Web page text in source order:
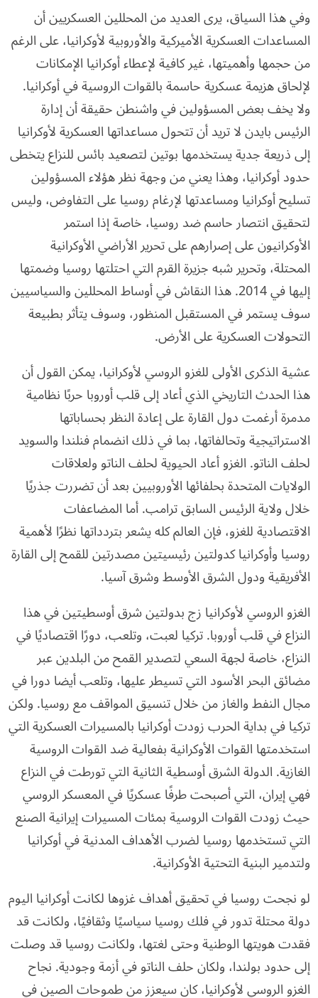
وفي هذا السياق، يرى العديد من المحللين العسكريين أن
المساعدات العسكرية الأميركية والأوروبية لأوكرانيا، على الرغم
من حجمها وأهميتها، غير كافية لإعطاء أوكرانيا الإمكانات
لإلحاق هزيمة عسكرية حاسمة بالقوات الروسية في أوكرانيا.
ولا يخف بعض المسؤولين في واشنطن حقيقة أن إدارة
الرئيس بايدن لا تريد أن تتحول مساعداتها العسكرية لأوكرانيا
إلى ذريعة جدية يستخدمها بوتين لتصعيد بائس للنزاع يتخطى
حدود أوكرانيا، وهذا يعني من وجهة نظر هؤلاء المسؤولين
تسليح أوكرانيا ومساعدتها لإرغام روسيا على التفاوض، وليس
لتحقيق انتصار حاسم ضد روسيا، خاصة إذا استمر
الأوكرانيون على إصرارهم على تحرير الأراضي الأوكرانية
المحتلة، وتحرير شبه جزيرة القرم التي احتلتها روسيا وضمتها
إليها في 2014. هذا النقاش في أوساط المحللين والسياسيين
سوف يستمر في المستقبل المنظور، وسوف يتأثر بطبيعة
التحولات العسكرية على الأرض.
عشية الذكرى الأولى للغزو الروسي لأوكرانيا، يمكن القول أن
هذا الحدث التاريخي الذي أعاد إلى قلب أوروبا حربًا نظامية
مدمرة أرغمت دول القارة على إعادة النظر بحساباتها
الاستراتيجية وتحالفاتها، بما في ذلك انضمام فنلندا والسويد
لحلف الناتو. الغزو أعاد الحيوية لحلف الناتو ولعلاقات
الولايات المتحدة بحلفائها الأوروبيين بعد أن تضررت جذريًا
خلال ولاية الرئيس السابق ترامب. أما المضاعفات
الاقتصادية للغزو، فإن العالم كله يشعر بتردداتها نظرًا لأهمية
روسيا وأوكرانيا كدولتين رئيسيتين مصدرتين للقمح إلى القارة
الأفريقية ودول الشرق الأوسط وشرق آسيا.
الغزو الروسي لأوكرانيا زج بدولتين شرق أوسطيتين في هذا
النزاع في قلب أوروبا. تركيا لعبت، وتلعب، دورًا اقتصاديًا في
النزاع، خاصة لجهة السعي لتصدير القمح من البلدين عبر
مضائق البحر الأسود التي تسيطر عليها، وتلعب أيضا دورا في
مجال النفط والغاز من خلال تنسيق المواقف مع روسيا. ولكن
تركيا في بداية الحرب زودت أوكرانيا بالمسيرات العسكرية التي
استخدمتها القوات الأوكرانية بفعالية ضد القوات الروسية
الغازية. الدولة الشرق أوسطية الثانية التي تورطت في النزاع
فهي إيران، التي أصبحت طرفًا عسكريًا في المعسكر الروسي
حيث زودت القوات الروسية بمئات المسيرات إيرانية الصنع
التي تستخدمها روسيا لضرب الأهداف المدنية في أوكرانيا
ولتدمير البنية التحتية الأوكرانية.
لو نجحت روسيا في تحقيق أهداف غزوها لكانت أوكرانيا اليوم
دولة محتلة تدور في فلك روسيا سياسيًا وثقافيًا، ولكانت قد
فقدت هويتها الوطنية وحتى لغتها، ولكانت روسيا قد وصلت
إلى حدود بولندا، ولكان حلف الناتو في أزمة وجودية. نجاح
الغزو الروسي لأوكرانيا، كان سيعزز من طموحات الصين في